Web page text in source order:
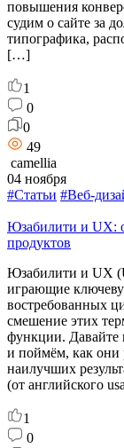
повышения
судим о сайте за
типографика,
[…]
1
0
0
49
camellia
04 ноября
#Статьи #Веб-
Юзабилити и UX:
продуктов
Юзабилити и UX
играющие
востребованных
смешение этих
функции. Давайте
и поймём, как они
наилучших
(от английского
1
0